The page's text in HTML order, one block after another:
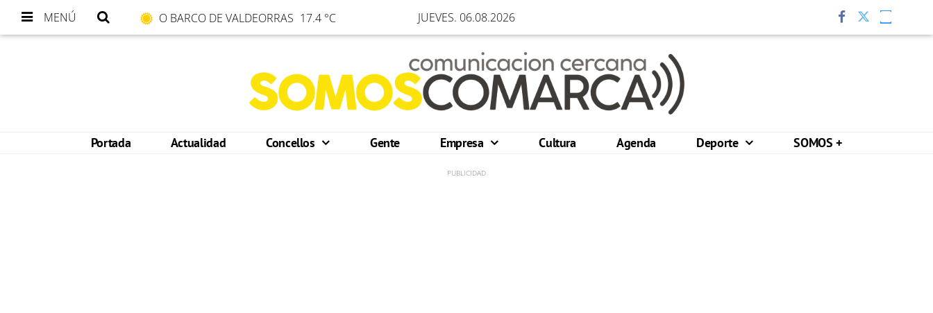
MENÚ O BARCO DE VALDEORRAS 17.4 °C JUEVES. 06.08.2026
Portada Actualidad Concellos Gente Empresa Cultura Agenda Deporte SOMOS +